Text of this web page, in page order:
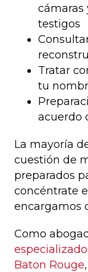
cámaras
testigos
Tratar
tu
acuerdo
La mayoría
cuestión de
preparados
concéntrate
encargamos
Como
Baton Rouge